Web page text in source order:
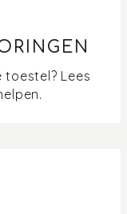
blijft deze
Lees